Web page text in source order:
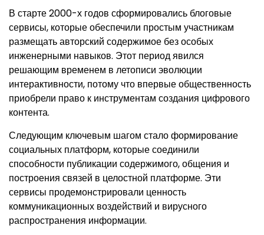
В старте 2000-х годов сформировались блоговые
сервисы, которые обеспечили простым участникам
размещать авторский содержимое без особых
инженерными навыков. Этот период явился
решающим временем в летописи эволюции
интерактивности, потому что впервые общественность
приобрели право к инструментам создания цифрового
контента.
Следующим ключевым шагом стало формирование
социальных платформ, которые соединили
способности публикации содержимого, общения и
построения связей в целостной платформе. Эти
сервисы продемонстрировали ценность
коммуникационных воздействий и вирусного
распространения информации.